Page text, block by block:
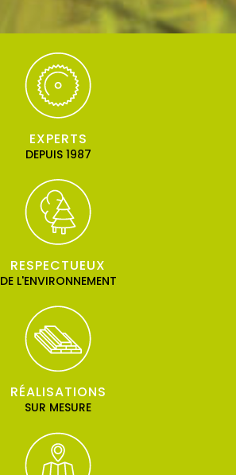
EXPERTS
DEPUIS 1987
RESPECTUEUX
DE L'ENVIRONNEMENT
RÉALISATIONS
SUR MESURE